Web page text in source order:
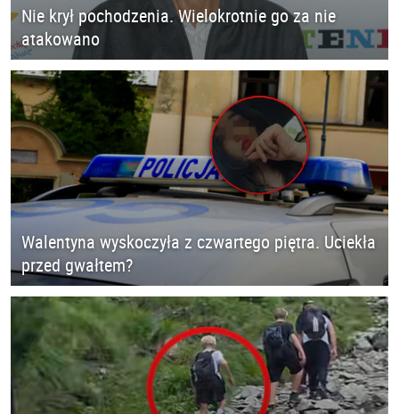
Nie krył pochodzenia. Wielokrotnie go za nie
atakowano
Walentyna wyskoczyła z czwartego piętra. Uciekła
przed gwałtem?